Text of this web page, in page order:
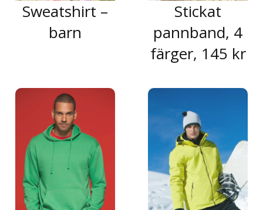
Sweatshirt –
barn
Stickat
pannband, 4
färger, 145 kr